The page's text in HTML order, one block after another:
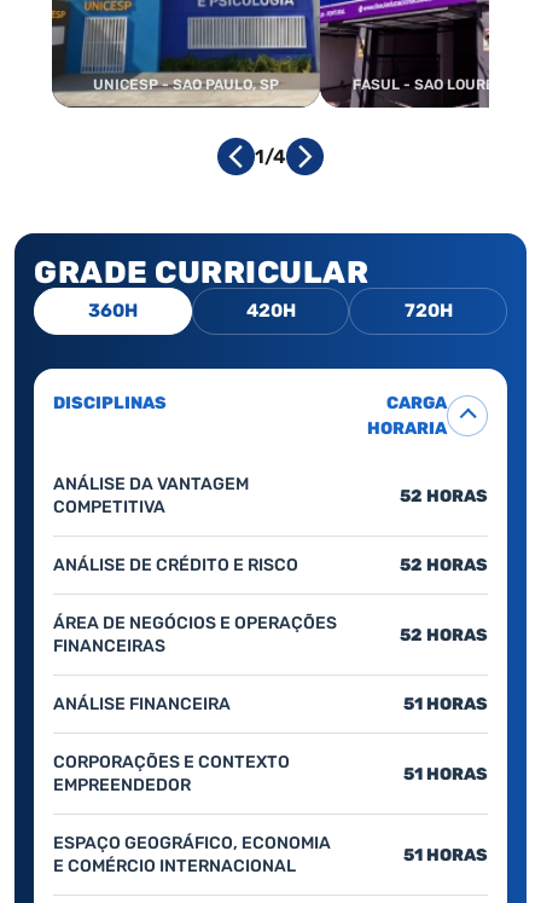
UNICESP - SAO PAULO, SP FASUL - SAO LOURENCO,
1/4
GRADE CURRICULAR
360H 420H 720H
DISCIPLINAS
CARGA
HORARIA
ANÁLISE DA VANTAGEM
COMPETITIVA
52 HORAS
ANÁLISE DE CRÉDITO E RISCO 52 HORAS
ÁREA DE NEGÓCIOS E OPERAÇÕES
FINANCEIRAS
52 HORAS
ANÁLISE FINANCEIRA 51 HORAS
CORPORAÇÕES E CONTEXTO
EMPREENDEDOR
51 HORAS
ESPAÇO GEOGRÁFICO, ECONOMIA
E COMÉRCIO INTERNACIONAL
51 HORAS